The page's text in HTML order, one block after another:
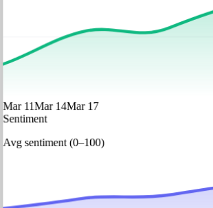
Mar 11Mar 14Mar 17
Sentiment
Avg sentiment (0–100)